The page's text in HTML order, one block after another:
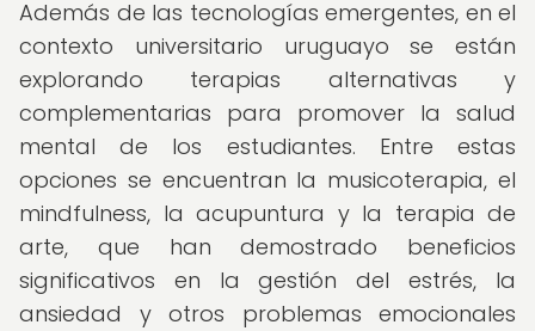
Además de las tecnologías emergentes, en el
contexto universitario uruguayo se están
explorando terapias alternativas y
complementarias para promover la salud
mental de los estudiantes. Entre estas
opciones se encuentran la musicoterapia, el
mindfulness, la acupuntura y la terapia de
arte, que han demostrado beneficios
significativos en la gestión del estrés, la
ansiedad y otros problemas emocionales